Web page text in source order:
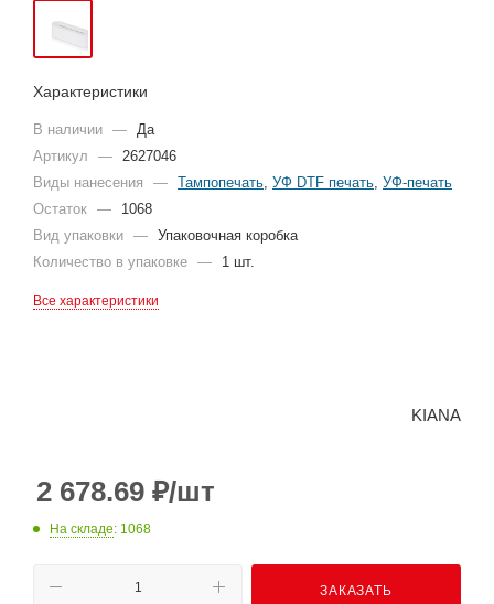
Характеристики
В наличии —
Да
Артикул
—
2627046
Виды нанесения
— Тампопечать УФ DTF печать УФ-печать
Остаток —
1068
Вид упаковки — Упаковочная коробка
Количество в упаковке — 1 шт.
Все характеристики
KIANA
2 678.69 ₽/шт
На складе: 1068
ЗАКАЗАТЬ